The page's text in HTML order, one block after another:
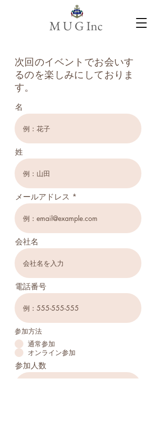
M U G Inc
次回のイベントでお会いす
るのを楽しみにしておりま
す。
名
姓
メールアドレス
会社名
電話番号
参加方法
通常参加
オンライン参加
参加人数